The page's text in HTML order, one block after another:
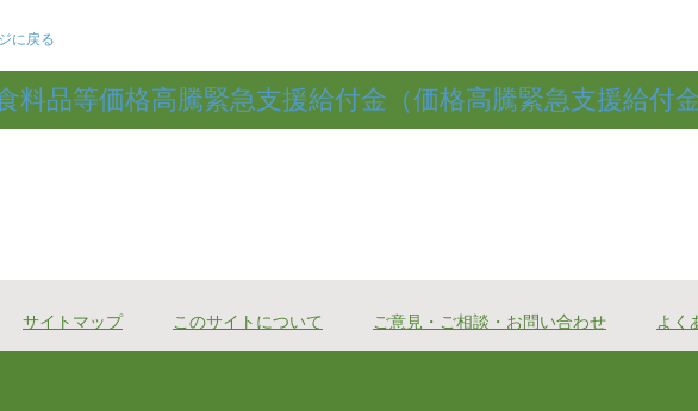
に戻る
料品等価格高騰緊急支援給付金（価格高騰緊急支援給付
サイトマップ このサイトについて ご意見・ご相談・お問い合わせ よく